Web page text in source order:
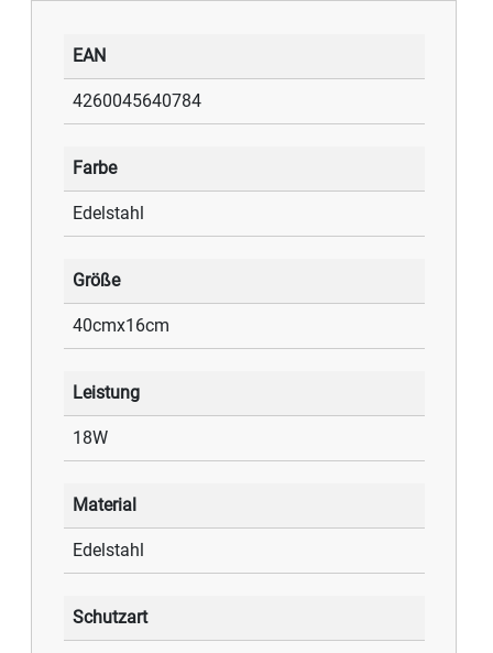
EAN
4260045640784
Farbe
Edelstahl
Größe
40cmx16cm
Leistung
18W
Material
Edelstahl
Schutzart